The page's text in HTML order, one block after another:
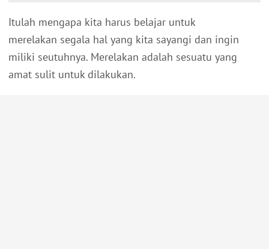
Itulah mengapa kita harus belajar untuk
merelakan segala hal yang kita sayangi dan ingin
miliki seutuhnya. Merelakan adalah sesuatu yang
amat sulit untuk dilakukan.